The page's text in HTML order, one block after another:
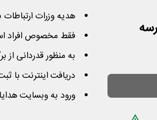
هدیه وزرات
فقط مخصوص افراد
به منظور قدردانی از
دریافت اینترنت با
ورود به وبسایت